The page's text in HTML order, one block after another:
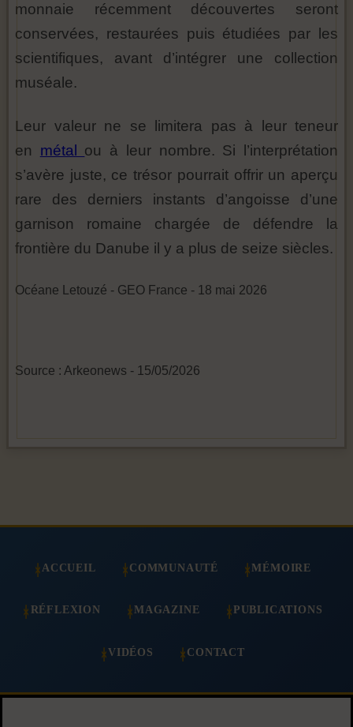
monnaie récemment découvertes seront
conservées, restaurées puis étudiées par les
scientifiques, avant d’intégrer une collection
muséale.
Leur valeur ne se limitera pas à leur teneur
en métal ou à leur nombre. Si l’interprétation
s’avère juste, ce trésor pourrait offrir un aperçu
rare des derniers instants d’angoisse d’une
garnison romaine chargée de défendre la
frontière du Danube il y a plus de seize siècles.
Océane Letouzé - GEO France - 18 mai 2026
Source : Arkeonews - 15/05/2026
ACCUEIL COMMUNAUTÉ MÉMOIRE
RÉFLEXION MAGAZINE PUBLICATIONS
VIDÉOS CONTACT